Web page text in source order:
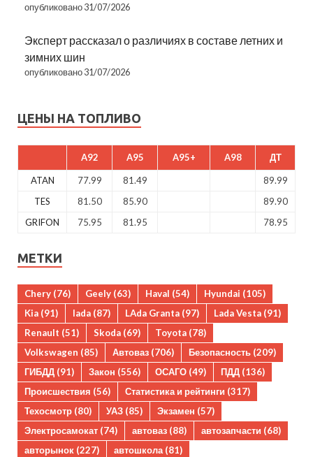
опубликовано 31/07/2026
Эксперт рассказал о различиях в составе летних и
зимних шин
опубликовано 31/07/2026
ЦЕНЫ НА ТОПЛИВО
A92 A95 A95+ A98 ДТ
ATAN 77.99 81.49
89.99
TES
81.50 85.90
89.90
GRIFON
75.95 81.95 78.95
МЕТКИ
Chery (76) Geely (63) Haval (54) Hyundai (105)
Kia (91) lada (87) LAda Granta (97) Lada Vesta (91)
Renault (51) Skoda (69) Toyota (78)
Volkswagen (85) Автоваз (706) Безопасность (209)
ГИБДД (91) Закон (556) ОСАГО (49) ПДД (136)
Происшествия (56) Статистика и рейтинги (317)
Техосмотр (80) УАЗ (85) Экзамен (57)
Электросамокат (74) автоваз (88) автозапчасти (68)
авторынок (227) автошкола (81)